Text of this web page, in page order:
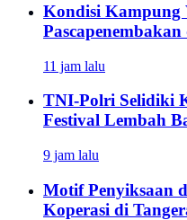
Kondisi Kampung
11 jam lalu
TNI-Polri Selidiki
Festival Lembah
9 jam lalu
Motif Penyiksaan
Koperasi di